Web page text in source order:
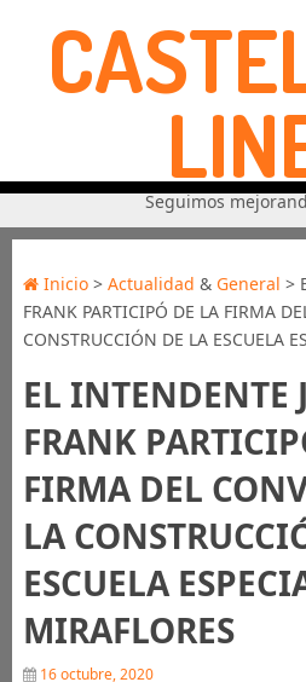
Seguimos
Inicio> Actualidad & General >
FRANK PARTICIPÓ DE LA FIRMA
CONSTRUCCIÓN DE LA ESCUELA
EL INTENDENTE
FRANK
FIRMA DEL
LA
ESCUELA
MIRAFLORES
16 octubre, 2020